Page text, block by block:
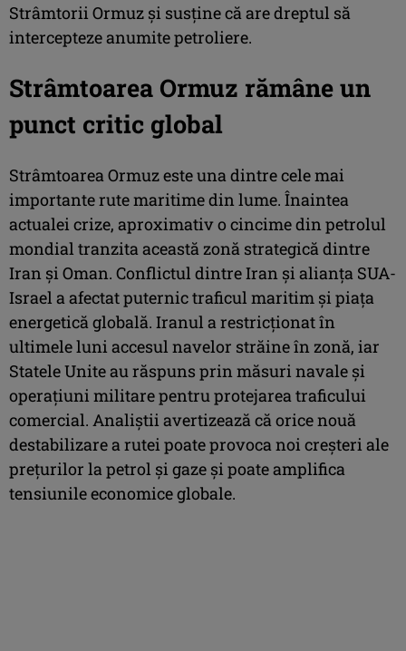
Strâmtorii Ormuz și susține că are dreptul să
intercepteze anumite petroliere.
Strâmtoarea Ormuz rămâne un
punct critic global
Strâmtoarea Ormuz este una dintre cele mai
importante rute maritime din lume. Înaintea
actualei crize, aproximativ o cincime din petrolul
mondial tranzita această zonă strategică dintre
Iran și Oman. Conflictul dintre Iran și alianța SUA-
Israel a afectat puternic traficul maritim și piața
energetică globală. Iranul a restricționat în
ultimele luni accesul navelor străine în zonă, iar
Statele Unite au răspuns prin măsuri navale și
operațiuni militare pentru protejarea traficului
comercial. Analiștii avertizează că orice nouă
destabilizare a rutei poate provoca noi creșteri ale
prețurilor la petrol și gaze și poate amplifica
tensiunile economice globale.